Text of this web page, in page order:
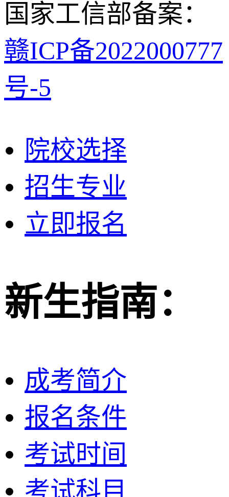
国家工信部备案：
赣ICP备2022000777
号-5
院校选择
招生专业
立即报名
新生指南：
成考简介
报名条件
考试时间
考试科目